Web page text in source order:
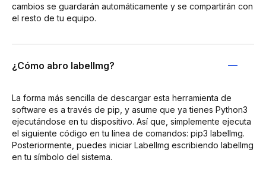
cambios se guardarán automáticamente y se compartirán con
el resto de tu equipo.
¿Cómo abro labelImg?
La forma más sencilla de descargar esta herramienta de
software es a través de pip, y asume que ya tienes Python3
ejecutándose en tu dispositivo. Así que, simplemente ejecuta
el siguiente código en tu línea de comandos: pip3 labelImg.
Posteriormente, puedes iniciar LabelImg escribiendo labelImg
en tu símbolo del sistema.